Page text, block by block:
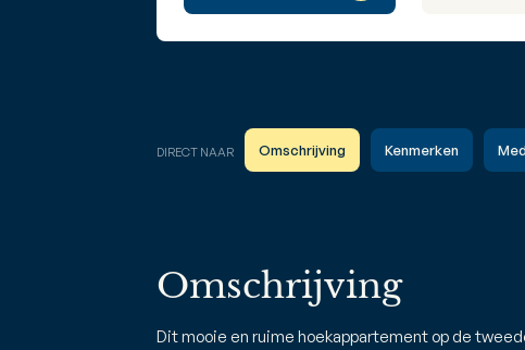
DIRECT NAAR Omschrijving Kenmerken
Omschrijving
Dit mooie en ruime hoekappartement op de